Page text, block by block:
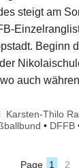
steigt am
Beginn
auch
Karsten-Thilo
• DFFB
Page 1 2